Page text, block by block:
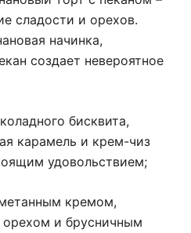
сладости и орехов.
начинка,
создает невероятное
бисквита,
карамель и крем-чиз
удовольствием;
кремом,
и брусничным